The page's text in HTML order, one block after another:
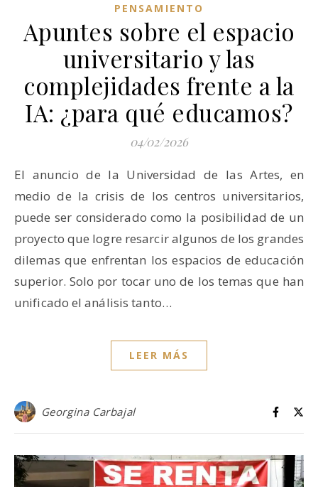
PENSAMIENTO
Apuntes sobre el espacio
universitario y las
complejidades frente a la
IA: ¿para qué educamos?
04/02/2026
El anuncio de la Universidad de las Artes, en
medio de la crisis de los centros universitarios,
puede ser considerado como la posibilidad de un
proyecto que logre resarcir algunos de los grandes
dilemas que enfrentan los espacios de educación
superior. Solo por tocar uno de los temas que han
unificado el análisis tanto…
LEER MÁS
Georgina Carbajal